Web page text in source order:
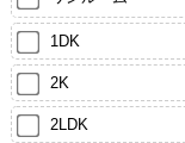
1DK
2K
2LDK